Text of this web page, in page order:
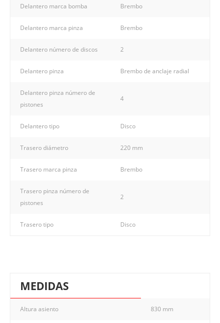
Delantero marca bomba Brembo
Delantero marca pinza Brembo
Delantero número de discos 2
Delantero pinza Brembo de anclaje radial
Delantero pinza número de
pistones
4
Delantero tipo Disco
Trasero diámetro 220 mm
Trasero marca pinza Brembo
Trasero pinza número de
pistones
2
Trasero tipo Disco
MEDIDAS
Altura asiento 830 mm